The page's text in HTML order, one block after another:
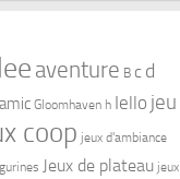
aventure B c d
Gloomhaven h Iello jeu
coop jeux d'ambiance
Jeux de plateau jeux